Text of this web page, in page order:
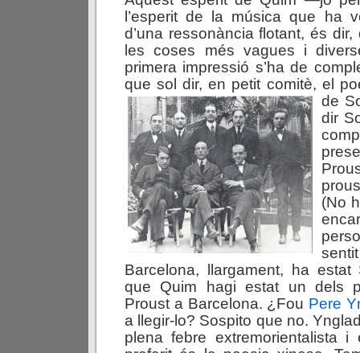
l’esperit de la música que ha
d’una ressonància flotant, és dir,
les coses més vagues i
primera impressió s’ha de
que sol dir, en petit comitè, el
de
dir
(No
Barcelona, llargament, ha
que Quim hagi estat un dels
Proust a Barcelona. ¿Fou Pere
a llegir-lo? Sospito que no.
plena febre extremorientalista